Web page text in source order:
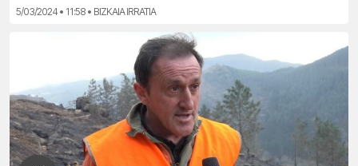
5/03/2024 • 11:58 • BIZKAIA IRRATIA